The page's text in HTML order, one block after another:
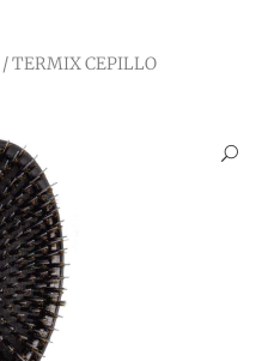
/ TERMIX CEPILLO